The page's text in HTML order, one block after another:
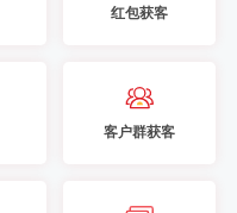
红包获客
客户群获客